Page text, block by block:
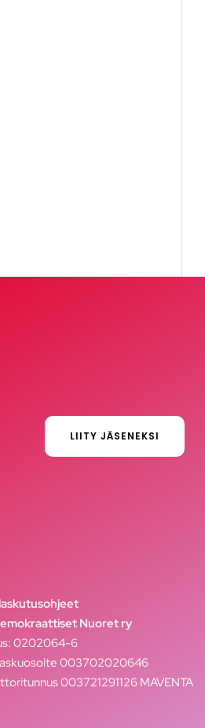
LIITY JÄSENEKSI
Nuoret ry
0202064-6
003702020646
003721291126 MAVENTA